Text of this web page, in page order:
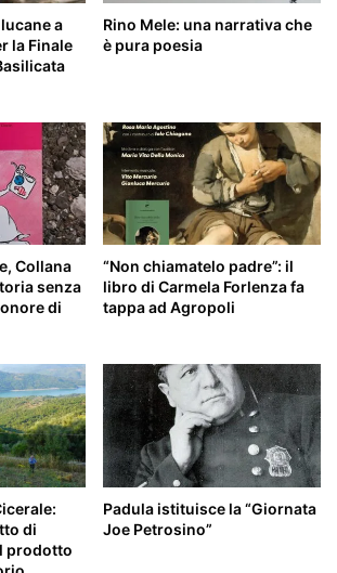
a
la Finale
Rino Mele: una narrativa che
è pura poesia
Collana
senza
di
“Non chiamatelo padre”: il
libro di Carmela Forlenza fa
tappa ad Agropoli
di
prodotto
Padula istituisce la “Giornata
Joe Petrosino”